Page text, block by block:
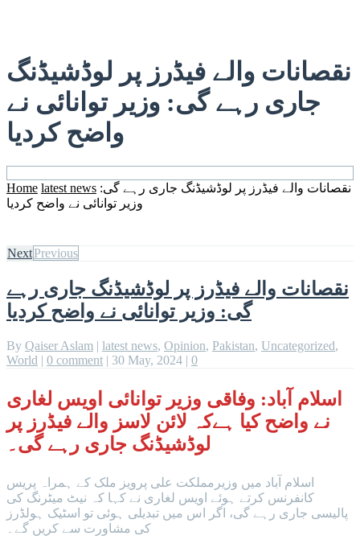
نقصانات والے فیڈرز پر لوڈشیڈنگ
جاری رہے گی: وزیر توانائی نے
واضح کردیا
Home latest news نقصانات والے فیڈرز پر لوڈشیڈنگ جاری رہے گی:
وزیر توانائی نے واضح کردیا
NextPrevious
نقصانات والے فیڈرز پر لوڈشیڈنگ جاری رہے
گی: وزیر توانائی نے واضح کردیا
By Qaiser Aslam | latest news, Opinion, Pakistan, Uncategorized,
World | 0 comment | 30 May, 2024 | 0
اسلام آباد: وفاقی وزیر توانائی اویس لغاری
نے واضح کیا ہےکہ لائن لاسز والے فیڈرز پر
لوڈشیڈنگ جاری رہے گی۔
اسلام آباد میں وزیرمملکت علی پرویز ملک کے ہمراہ پریس
کانفرنس کرتے ہوئے اویس لغاری نے کہا کہ نیٹ میٹرنگ کی
پالیسی جاری رہے گی، اگر اس میں تبدیلی ہوئی تو اسٹیک ہولڈرز
کی مشاورت سے کریں گے۔